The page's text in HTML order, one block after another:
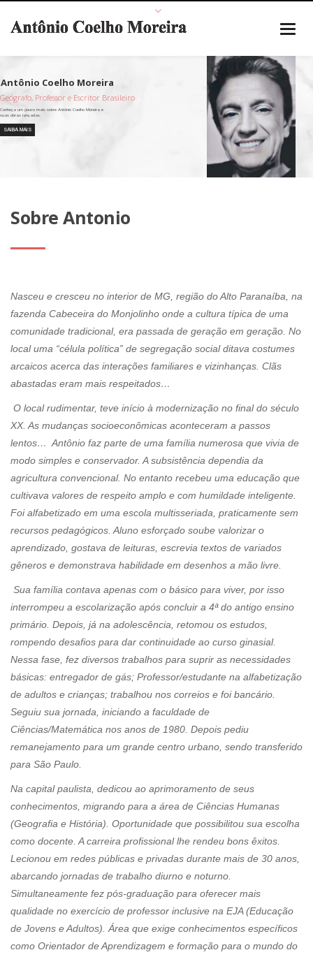
Geógrafo, Professor e Escritor Brasileiro
SAIBA MAIS
Sobre Antonio
Nasceu e cresceu no interior de MG, região do Alto Paranaíba, na
fazenda Cabeceira do Monjolinho onde a cultura típica de uma
comunidade tradicional, era passada de geração em geração. No
local uma “célula política” de segregação social ditava costumes
arcaicos acerca das interações familiares e vizinhanças. Clãs
abastadas eram mais respeitados…
O local rudimentar, teve início à modernização no final do século
XX. As mudanças socioeconômicas aconteceram a passos
lentos… Antônio faz parte de uma família numerosa que vivia de
modo simples e conservador. A subsistência dependia da
agricultura convencional. No entanto recebeu uma educação que
cultivava valores de respeito amplo e com humildade inteligente.
Foi alfabetizado em uma escola multisseriada, praticamente sem
recursos pedagógicos. Aluno esforçado soube valorizar o
aprendizado, gostava de leituras, escrevia textos de variados
gêneros e demonstrava habilidade em desenhos a mão livre.
Sua família contava apenas com o básico para viver, por isso
interrompeu a escolarização após concluir a 4ª do antigo ensino
primário. Depois, já na adolescência, retomou os estudos,
rompendo desafios para dar continuidade ao curso ginasial.
Nessa fase, fez diversos trabalhos para suprir as necessidades
básicas: entregador de gás; Professor/estudante na alfabetização
de adultos e crianças; trabalhou nos correios e foi bancário.
Seguiu sua jornada, iniciando a faculdade de
Ciências/Matemática nos anos de 1980. Depois pediu
remanejamento para um grande centro urbano, sendo transferido
para São Paulo.
Na capital paulista, dedicou ao aprimoramento de seus
conhecimentos, migrando para a área de Ciências Humanas
(Geografia e História). Oportunidade que possibilitou sua escolha
como docente. A carreira profissional lhe rendeu bons êxitos.
Lecionou em redes públicas e privadas durante mais de 30 anos,
abarcando jornadas de trabalho diurno e noturno.
Simultaneamente fez pós-graduação para oferecer mais
qualidade no exercício de professor inclusive na EJA (Educação
de Jovens e Adultos). Área que exige conhecimentos específicos
como Orientador de Aprendizagem e formação para o mundo do